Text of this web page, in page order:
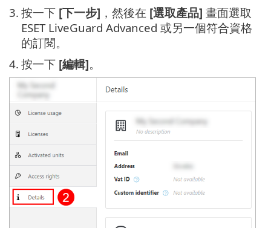
3. 按一下 [下一步] ，然後在 [選取產品] 畫面選取
ESET LiveGuard Advanced 或另一個符合資格
的訂閱。
4. 按一下 [編輯]。